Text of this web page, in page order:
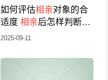
如何评估相亲对象的合
适度 相亲后怎样判断对
方是否适合
2025-09-11